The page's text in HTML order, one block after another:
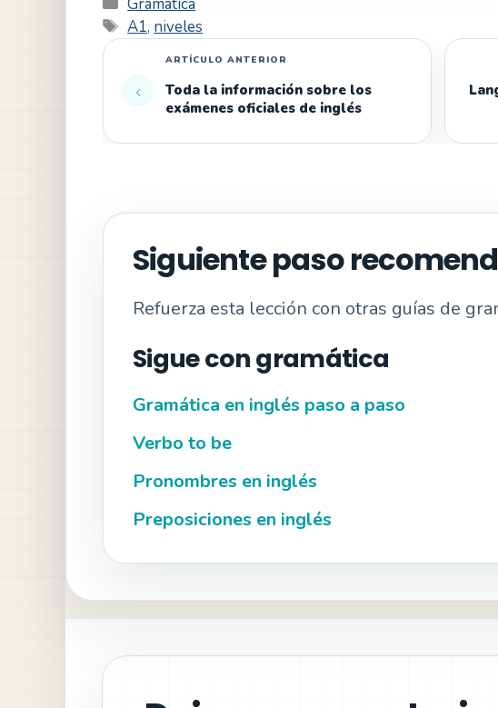
Etiquetas
A1, niveles
Toda la información sobre los
exámenes oficiales de inglés
Siguiente paso
Refuerza esta lección con otras guías de
Sigue con gramática
Gramática en inglés paso a paso
Verbo to be
Pronombres en inglés
Preposiciones en inglés